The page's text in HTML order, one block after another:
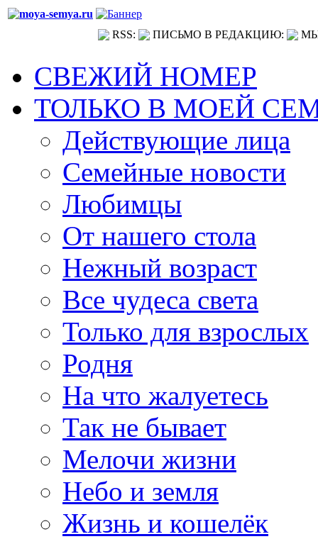
RSS: ПИСЬМО В РЕДАКЦИЮ:
СВЕЖИЙ НОМЕР
ТОЛЬКО В МОЕЙ
Действующие лица
Семейные новости
Любимцы
От нашего стола
Нежный возраст
Все чудеса света
Только для взрослых
Родня
На что жалуетесь
Так не бывает
Мелочи жизни
Небо и земля
Жизнь и кошелёк